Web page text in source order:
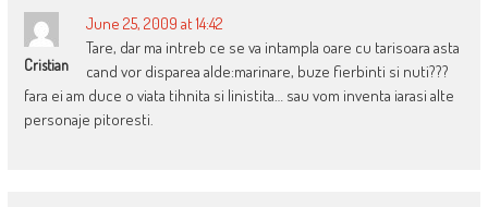
Cristian
June 25, 2009 at 14:42
Tare, dar ma intreb ce se va intampla oare cu tarisoara asta
cand vor disparea alde:marinare, buze fierbinti si nuti???
fara ei am duce o viata tihnita si linistita… sau vom inventa iarasi alte
personaje pitoresti.